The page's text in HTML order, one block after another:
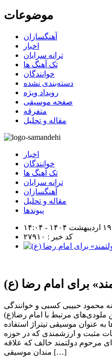
موضوعات
آهنگسازان
اخبار
ترانه سرایان
تک آهنگ ها
خوانندگان
دسته‌بندی نشده
رویداد ویژه
صفحه موسیقی
متفرقه
مقاله و تحلیل
اخبار
خوانندگان
تک آهنگ ها
ترانه سرایان
آهنگسازان
مقاله و تحلیل
پیوندها
کد خبر : ۲۷۹۱۰
برای امام رضا (ع)
محمود حبیبی کسبی و خوانندگی
ملودی‌های مرتبط با امام رضا(ع)
به عنوان موسیقی تیتراژ استفاده
مثبت و ارزشمندی که در حوزه
مرحوم دولتمند خالف که علاقه
مندان موسیقی […]